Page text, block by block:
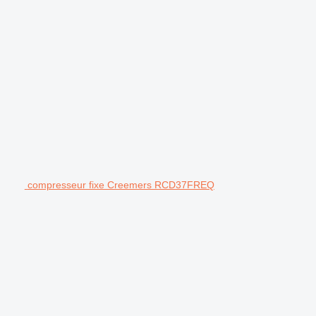
compresseur fixe Creemers RCD37FREQ